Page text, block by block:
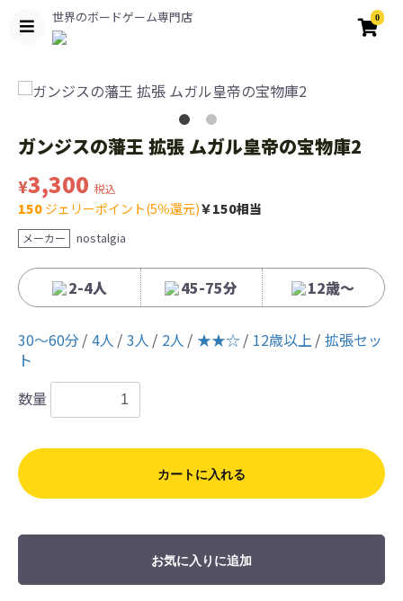
世界のボードゲーム専門店 0
ガンジスの藩王 拡張 ムガル皇帝の宝物庫2
¥3,300 税込
150 ジェリーポイント(5％還元)￥150相当
メーカー nostalgia
2-4人 45-75分 12歳〜
30〜60分 4人 3人 2人 ★★☆ 12歳以上
拡張セッ
ト
数量
カートに入れる
お気に入りに追加